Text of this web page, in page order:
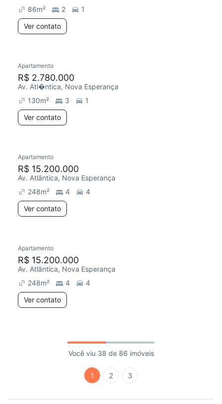
86m² 2
1
Ver contato
Apartamento
R$ 2.780.000
Av. Atl�ntica, Nova Esperança
130m² 3
1
Ver contato
Apartamento
R$ 15.200.000
Av. Atlântica, Nova Esperança
248m² 4
4
Ver contato
Apartamento
R$ 15.200.000
Av. Atlântica, Nova Esperança
248m² 4
4
Ver contato
Você viu 38 de 86 imóveis
1 2 3